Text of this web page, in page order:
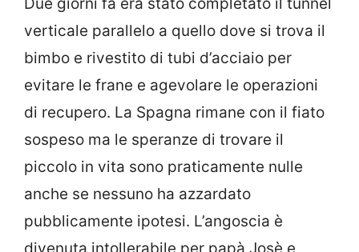
Due giorni fa era stato completato il tunnel
verticale parallelo a quello dove si trova il
bimbo e rivestito di tubi d’acciaio per
evitare le frane e agevolare le operazioni
di recupero. La Spagna rimane con il fiato
sospeso ma le speranze di trovare il
piccolo in vita sono praticamente nulle
anche se nessuno ha azzardato
pubblicamente ipotesi. L’angoscia è